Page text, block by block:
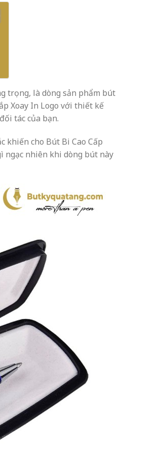
trọng, là dòng sản phẩm bút
Xoay In Logo với thiết kế
tác của bạn.
khiến cho Bút Bi Cao Cấp
ngạc nhiên khi dòng bút này